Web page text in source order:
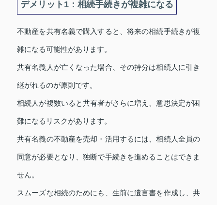
デメリット1：相続手続きが複雑になる
不動産を共有名義で購入すると、将来の相続手続きが複
雑になる可能性があります。
共有名義人が亡くなった場合、その持分は相続人に引き
継がれるのが原則です。
相続人が複数いると共有者がさらに増え、意思決定が困
難になるリスクがあります。
共有名義の不動産を売却・活用するには、相続人全員の
同意が必要となり、独断で手続きを進めることはできま
せん。
スムーズな相続のためにも、生前に遺言書を作成し、共